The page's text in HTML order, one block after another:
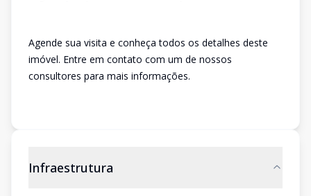
Agende sua visita e conheça todos os detalhes deste
imóvel. Entre em contato com um de nossos
consultores para mais informações.
Infraestrutura